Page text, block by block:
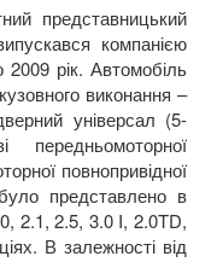
представницький
компанією
2009 рік. Автомобіль
виконання –
універсал (5-
повнопривідної
представлено в
2.1, 2.5, 3.0 I, 2.0TD,
В залежності від